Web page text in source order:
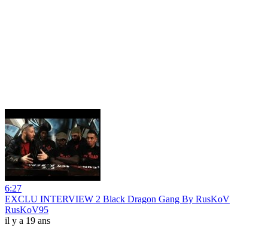
6:27
EXCLU INTERVIEW 2 Black Dragon Gang By RusKoV
RusKoV95
il y a 19 ans